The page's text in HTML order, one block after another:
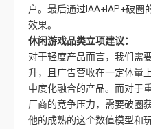
户。最后通过IAA+IAP+破
效果。
休闲游戏品类立项建议：
对于轻度产品而言，我们需
升，且广告营收在一定体量
中度化融合的产品。而对于
厂商的竞争压力，需要破圈
他的成熟的这个数值模型和